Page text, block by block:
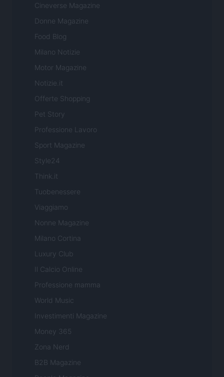
Cineverse Magazine
Donne Magazine
Food Blog
Milano Notizie
Motor Magazine
Notizie.it
Offerte Shopping
Pet Story
Professione Lavoro
Sport Magazine
Style24
Think.it
Tuobenessere
Viaggiamo
Nonne Magazine
Milano Cortina
Luxury Club
Il Calcio Online
Professione mamma
World Music
Investimenti Magazine
Money 365
Zona Nerd
B2B Magazine